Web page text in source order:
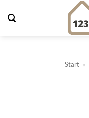
Inhalt
Start »